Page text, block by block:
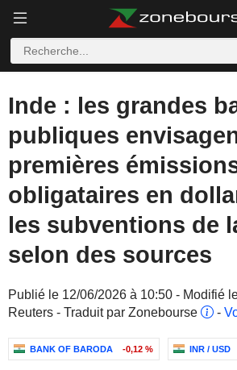
Inde : les grandes
publiques
premières
obligataires en
les subventions de
selon des sources
Publié le 12/06/2026 à 10:50 - Modifié
Reuters - Traduit par Zonebourse
-
BANK OF BARODA -0,12 % INR / USD